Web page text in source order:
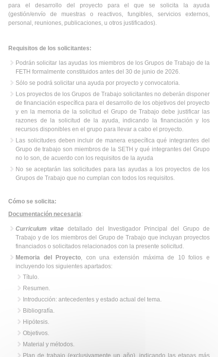
para el desarrollo del proyecto para el que se solicita la ayuda
(gestión/envío de muestras o reactivos, fungibles, servicios externos,
personal, reuniones, publicaciones, u otros justificados).
Requisitos de los solicitantes:
Podrán solicitar las ayudas los miembros de los Grupos de Trabajo de la
FETH formalmente constituidos antes del 30 de junio de 2026.
Sólo se podrá solicitar una ayuda por proyecto y convocatoria.
Los proyectos de los Grupos de Trabajo solicitantes no deberán disponer
de financiación específica para el desarrollo de los objetivos del proyecto
y en la memoria de la solicitud el Grupo de Trabajo debe justificar las
razones de la solicitud de la ayuda, indicando la financiación y los
recursos disponibles en el grupo para llevar a cabo el proyecto.
Las solicitudes deben incluir de manera específica qué integrantes del
Grupo de trabajo son miembros de la SETH y qué integrantes del Grupo
no lo son, de acuerdo con los requisitos de la ayuda
No se aceptarán las solicitudes para las ayudas a los proyectos de los
Grupos de Trabajo que no cumplan con todos los requisitos.
Cómo se solicita:
Documentación necesaria:
Curriculum vitae detallado del Investigador Principal del Grupo de
Trabajo y de los miembros del Grupo de Trabajo que incluyan proyectos
financiados o solicitados relacionados con la presente solicitud.
Memoria del Proyecto, con una extensión máxima de 10 folios e
incluyendo los siguientes apartados:
Título.
Resumen.
Introducción: antecedentes y estado actual del tema.
Bibliografía.
Hipótesis.
Objetivos.
Material y métodos.
Plan de trabajo (exclusivamente un año), indicando las etapas más